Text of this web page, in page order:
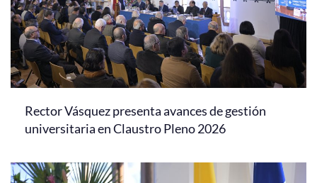
Rector Vásquez presenta avances de gestión
universitaria en Claustro Pleno 2026